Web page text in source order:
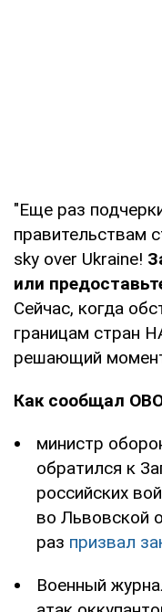
"Еще раз
правительствам
sky over Ukraine!
или
Сейчас, когда
границам стран
решающий
Как сообщал
министр
обратился к
российских
во Львовской
раз призвал
Военный